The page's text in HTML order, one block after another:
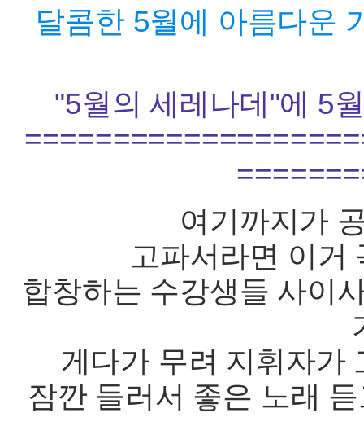
달콤한 5월에 아름다운
"5월의 세레나데"에 5
여기까지가
고파서라면 이거
합창하는 수강생들 사이
게다가 무려 지휘자가
잠깐 들러서 좋은 노래